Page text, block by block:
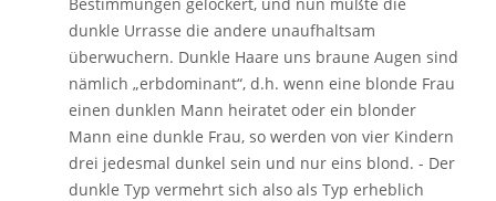
dunkle Urrasse die andere unaufhaltsam
überwuchern. Dunkle Haare uns braune Augen sind
nämlich „erbdominant“, d.h. wenn eine blonde Frau
einen dunklen Mann heiratet oder ein blonder
Mann eine dunkle Frau, so werden von vier Kindern
drei jedesmal dunkel sein und nur eins blond. - Der
dunkle Typ vermehrt sich also als Typ erheblich